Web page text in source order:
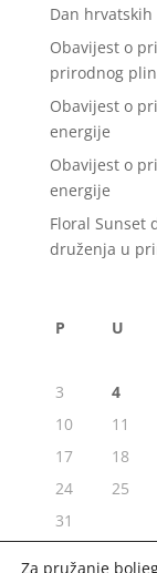
Dan
Obavijest o
prirodnog
Obavijest o
energije
Obavijest o
energije
Floral Sunset
druženja u
P U
3
4
10
11
17
18
24
25
31
« srp
Za pružanje